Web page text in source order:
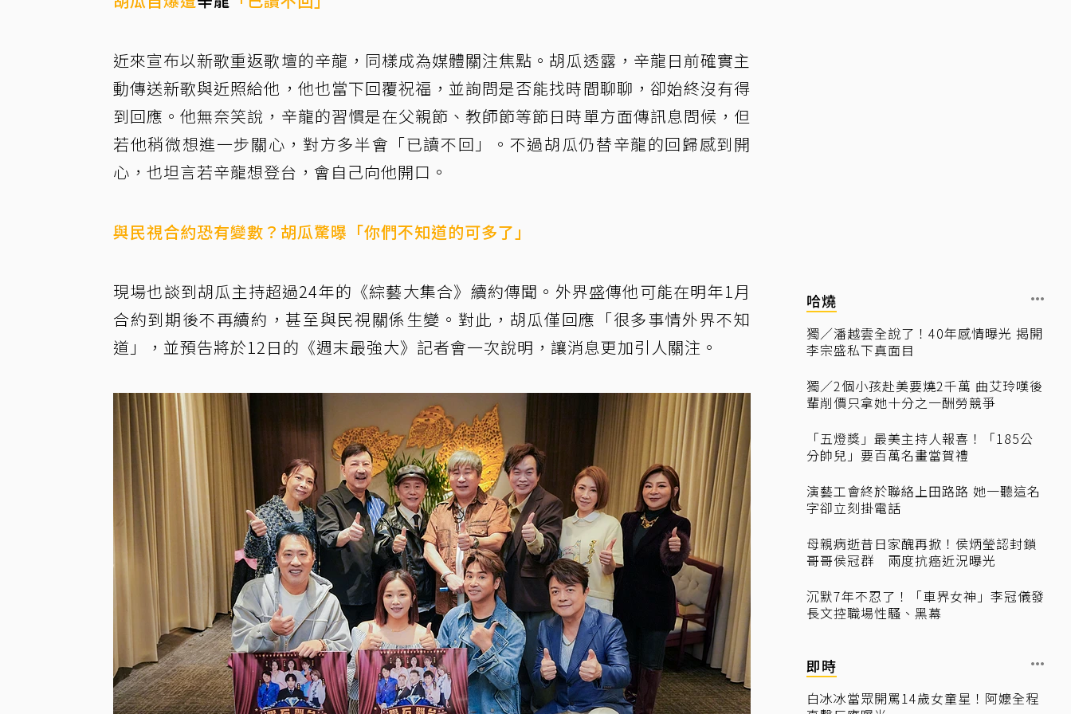
近來宣布以新歌重返歌壇的辛龍，同樣成為媒體關注焦點。胡瓜透露，辛龍日前確實主
動傳送新歌與近照給他，他也當下回覆祝福，並詢問是否能找時間聊聊，卻始終沒有得
到回應。他無奈笑說，辛龍的習慣是在父親節、教師節等節日時單方面傳訊息問候，但
若他稍微想進一步關心，對方多半會「已讀不回」。不過胡瓜仍替辛龍的回歸感到開
心，也坦言若辛龍想登台，會自己向他開口。
與民視合約恐有變數？胡瓜驚曝「你們不知道的可多了」
現場也談到胡瓜主持超過24年的《綜藝大集合》續約傳聞。外界盛傳他可能在明年1月
合約到期後不再續約，甚至與民視關係生變。對此，胡瓜僅回應「很多事情外界不知
道」，並預告將於12日的《週末最強大》記者會一次說明，讓消息更加引人關注。
哈燒
獨／潘越雲全說了！40年感情曝光 揭開
李宗盛私下真面目
獨／2個小孩赴美要燒2千萬 曲艾玲嘆後
輩削價只拿她十分之一酬勞競爭
「五燈獎」最美主持人報喜！「185公
分帥兒」要百萬名畫當賀禮
演藝工會終於聯絡上田路路 她一聽這名
字卻立刻掛電話
母親病逝昔日家醜再掀！侯炳瑩認封鎖
哥哥侯冠群 兩度抗癌近況曝光
沉默7年不忍了！「車界女神」李冠儀發
長文控職場性騷、黑幕
即時
白冰冰當眾開罵14歲女童星！阿嬤全程